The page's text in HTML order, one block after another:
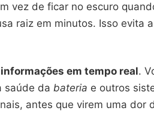
vez de ficar no escuro
raiz em minutos. Isso evita
informações em tempo real.
saúde da bateria e outros
antes que virem uma dor